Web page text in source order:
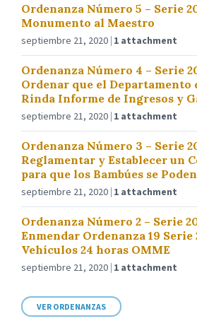
Ordenanza Número 5 – Serie
Monumento al Maestro
septiembre 21, 2020 1 attachment
Ordenanza Número 4 – Serie
Ordenar que el Departamento
Rinda Informe de Ingresos y
septiembre 21, 2020 1 attachment
Ordenanza Número 3 – Serie
Reglamentar y Establecer un
para que los Bambúes se Poden
septiembre 21, 2020 1 attachment
Ordenanza Número 2 – Serie
Enmendar Ordenanza 19
Vehículos 24 horas OMME
septiembre 21, 2020 1 attachment
VER ORDENANZAS